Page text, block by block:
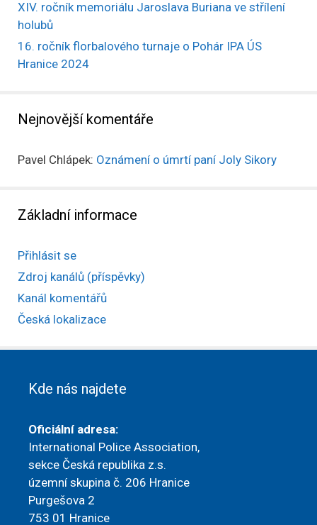
XIV. ročník memoriálu Jaroslava Buriana ve střílení
holubů
16. ročník florbalového turnaje o Pohár IPA ÚS
Hranice 2024
Nejnovější komentáře
Pavel Chlápek: Oznámení o úmrtí paní Joly Sikory
Základní informace
Přihlásit se
Zdroj kanálů (příspěvky)
Kanál komentářů
Česká lokalizace
Kde nás najdete
Oficiální adresa:
International Police Association,
sekce Česká republika z.s.
územní skupina č. 206 Hranice
Purgešova 2
753 01 Hranice